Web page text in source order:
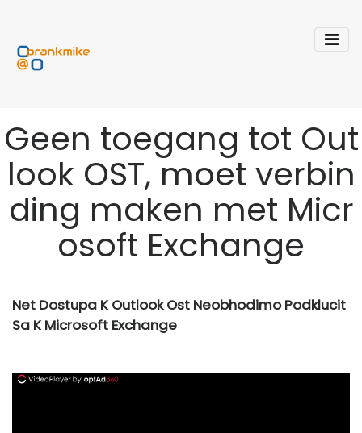
Geen toegang tot Out
look OST, moet verbin
ding maken met Micr
osoft Exchange
Net Dostupa K Outlook Ost Neobhodimo Podklucit
Sa K Microsoft Exchange